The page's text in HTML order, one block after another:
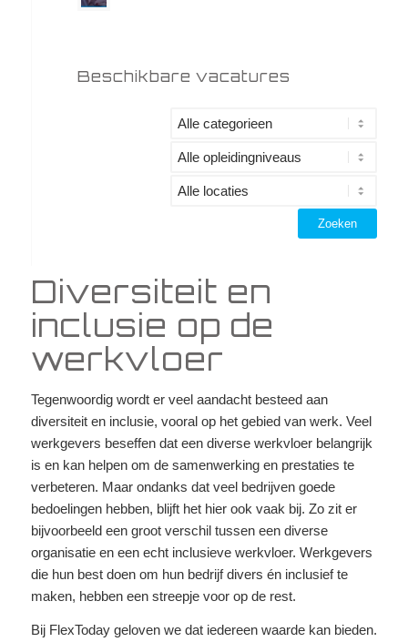
Diversiteit en
inclusie op de
werkvloer
Tegenwoordig wordt er veel aandacht besteed aan
diversiteit en inclusie, vooral op het gebied van werk. Veel
werkgevers beseffen dat een diverse werkvloer belangrijk
is en kan helpen om de samenwerking en prestaties te
verbeteren. Maar ondanks dat veel bedrijven goede
bedoelingen hebben, blijft het hier ook vaak bij. Zo zit er
bijvoorbeeld een groot verschil tussen een diverse
organisatie en een echt inclusieve werkvloer. Werkgevers
die hun best doen om hun bedrijf divers én inclusief te
maken, hebben een streepje voor op de rest.
Bij FlexToday geloven we dat iedereen waarde kan bieden.
Beschikbare vacatures